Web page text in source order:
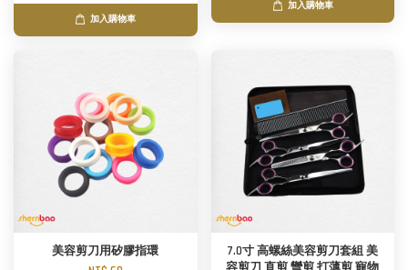
加入購物車
加入購物車
美容剪刀用矽膠指環
7.0寸 高螺絲美容剪刀套組 美